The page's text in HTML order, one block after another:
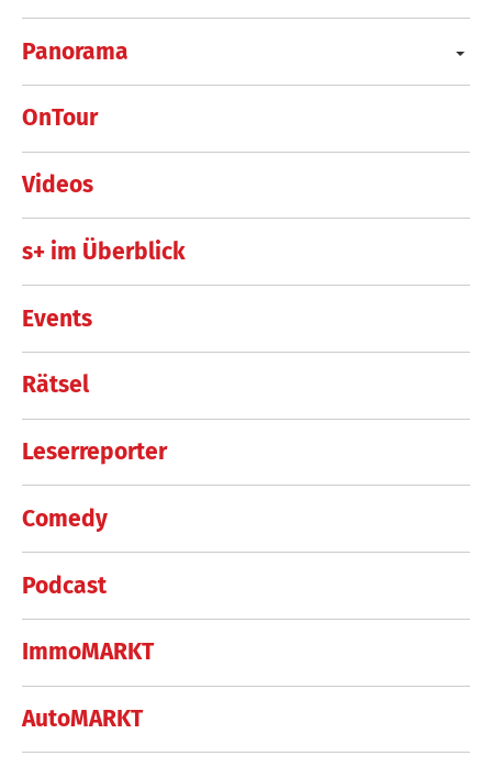
Panorama
OnTour
Videos
s+ im Überblick
Events
Rätsel
Leserreporter
Comedy
Podcast
ImmoMARKT
AutoMARKT